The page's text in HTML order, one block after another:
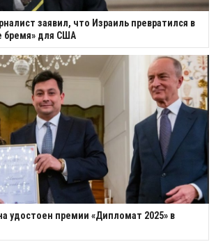
заявил, что Израиль превратился в
бремя» для США
удостоен премии «Дипломат 2025» в